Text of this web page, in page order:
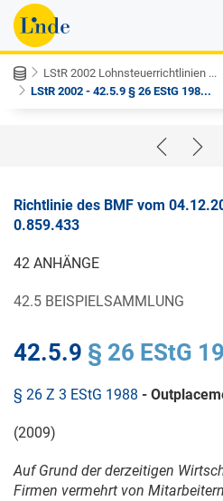
LStR 2002 Lohnsteuerrichtlinien ...
LStR 2002 - 42.5.9 § 26 EStG 198...
Richtlinie des BMF vom
0.859.433
42 ANHÄNGE
42.5 BEISPIELSAMMLUNG
42.5.9 § 26 EStG
§ 26 Z 3 EStG 1988 -
(2009)
Auf Grund der derzeitigen
Firmen vermehrt von